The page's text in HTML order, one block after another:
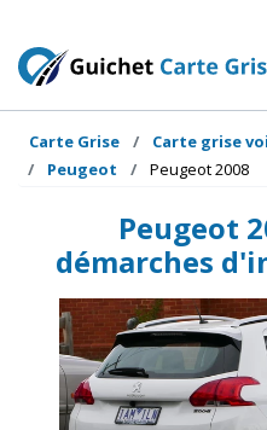
Carte Grise Carte grise
Peugeot
Peugeot 2008
Peugeot
démarches